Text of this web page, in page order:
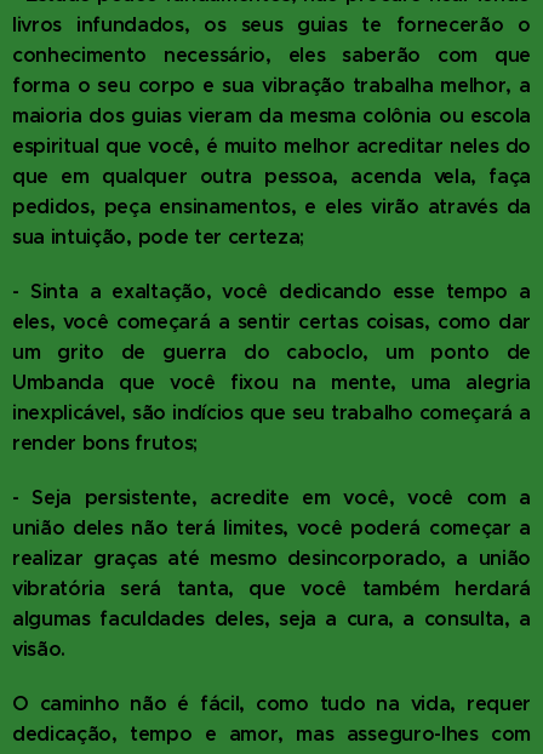
livros infundados, os seus guias te fornecerão o
conhecimento necessário, eles saberão com que
forma o seu corpo e sua vibração trabalha melhor, a
maioria dos guias vieram da mesma colônia ou escola
espiritual que você, é muito melhor acreditar neles do
que em qualquer outra pessoa, acenda vela, faça
pedidos, peça ensinamentos, e eles virão através da
sua intuição, pode ter certeza;
- Sinta a exaltação, você dedicando esse tempo a
eles, você começará a sentir certas coisas, como dar
um grito de guerra do caboclo, um ponto de
Umbanda que você fixou na mente, uma alegria
inexplicável, são indícios que seu trabalho começará a
render bons frutos;
- Seja persistente, acredite em você, você com a
união deles não terá limites, você poderá começar a
realizar graças até mesmo desincorporado, a união
vibratória será tanta, que você também herdará
algumas faculdades deles, seja a cura, a consulta, a
visão.
O caminho não é fácil, como tudo na vida, requer
dedicação, tempo e amor, mas asseguro-lhes com